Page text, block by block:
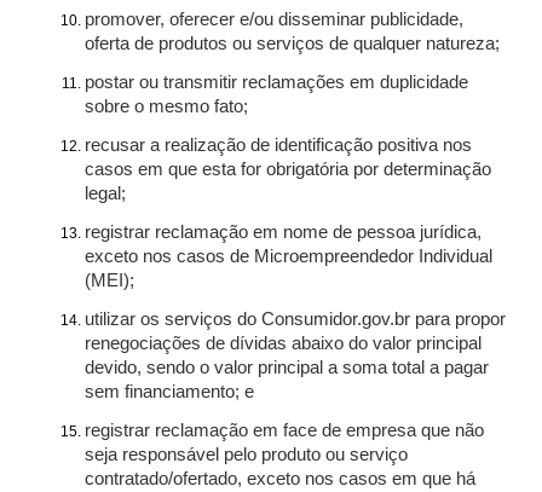
promover, oferecer e/ou disseminar publicidade,
oferta de produtos ou serviços de qualquer natureza;
postar ou transmitir reclamações em duplicidade
sobre o mesmo fato;
recusar a realização de identificação positiva nos
casos em que esta for obrigatória por determinação
legal;
registrar reclamação em nome de pessoa jurídica,
exceto nos casos de Microempreendedor Individual
(MEI);
utilizar os serviços do Consumidor.gov.br para propor
renegociações de dívidas abaixo do valor principal
devido, sendo o valor principal a soma total a pagar
sem financiamento; e
registrar reclamação em face de empresa que não
seja responsável pelo produto ou serviço
contratado/ofertado, exceto nos casos em que há